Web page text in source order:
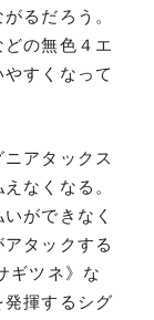
るだろう。
の無色４エ
すくなって
アタックス
なくなる。
ができなく
タックする
ギツネ》な
発揮するシグ